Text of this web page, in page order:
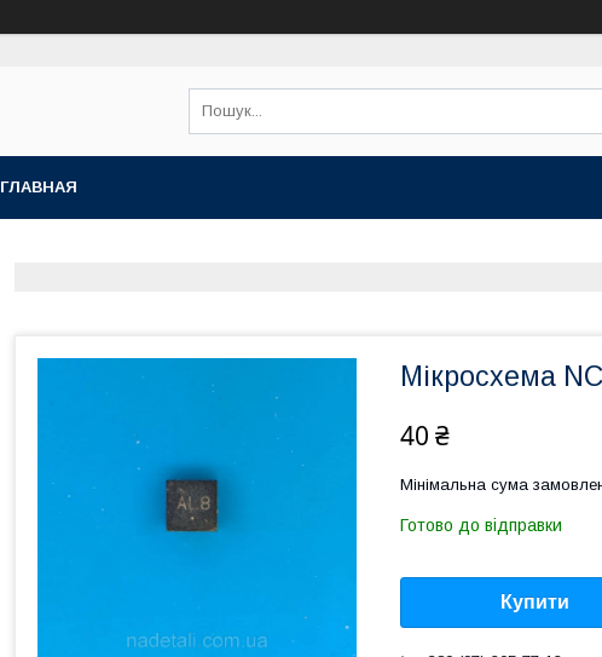
ГЛАВНАЯ
Мікросхема
40 ₴
Мінімальна сума
Готово до відправки
Купити